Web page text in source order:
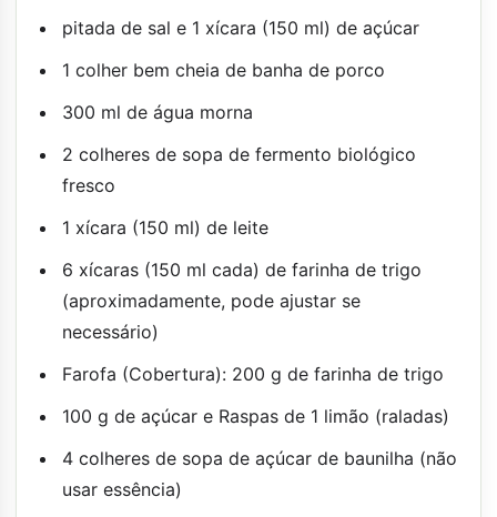
pitada de sal e 1 xícara (150 ml) de açúcar
1 colher bem cheia de banha de porco
300 ml de água morna
2 colheres de sopa de fermento biológico
fresco
1 xícara (150 ml) de leite
6 xícaras (150 ml cada) de farinha de trigo
(aproximadamente, pode ajustar se
necessário)
Farofa (Cobertura): 200 g de farinha de trigo
100 g de açúcar e Raspas de 1 limão (raladas)
4 colheres de sopa de açúcar de baunilha (não
usar essência)